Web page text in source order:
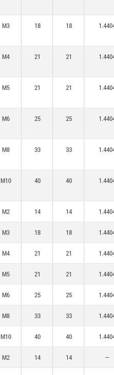
M3 18 18
M4 21 21
M5 21 21
M6 25 25
M8 33 33
M10 40 40
M2 14 14
M3 18 18
M4 21 21
M5 21 21
M6 25 25
M8 33 33
M10 40 40
M2 14 14 —